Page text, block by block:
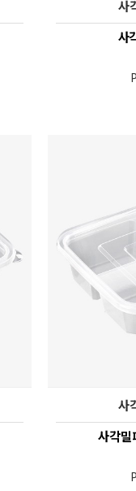
사
사
사
사각